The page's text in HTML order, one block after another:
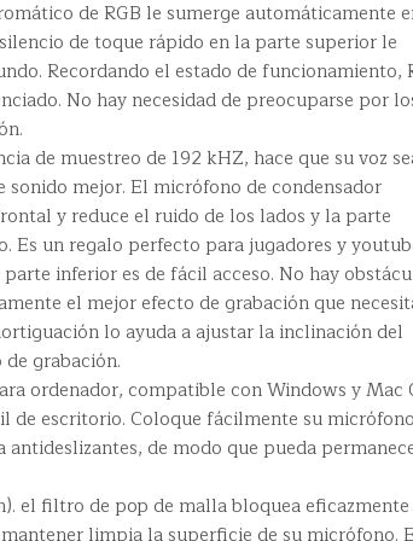
de RGB le sumerge automáticamente
de toque rápido en la parte superior le
Recordando el estado de funcionamiento,
No hay necesidad de preocuparse por
de muestreo de 192 kHZ, hace que su voz
mejor. El micrófono de condensador
y reduce el ruido de los lados y la parte
Es un regalo perfecto para jugadores y
inferior es de fácil acceso. No hay
el mejor efecto de grabación que
lo ayuda a ajustar la inclinación del
grabación.
ordenador, compatible con Windows y Mac
de escritorio. Coloque fácilmente su
de modo que pueda
el filtro de pop de malla bloquea